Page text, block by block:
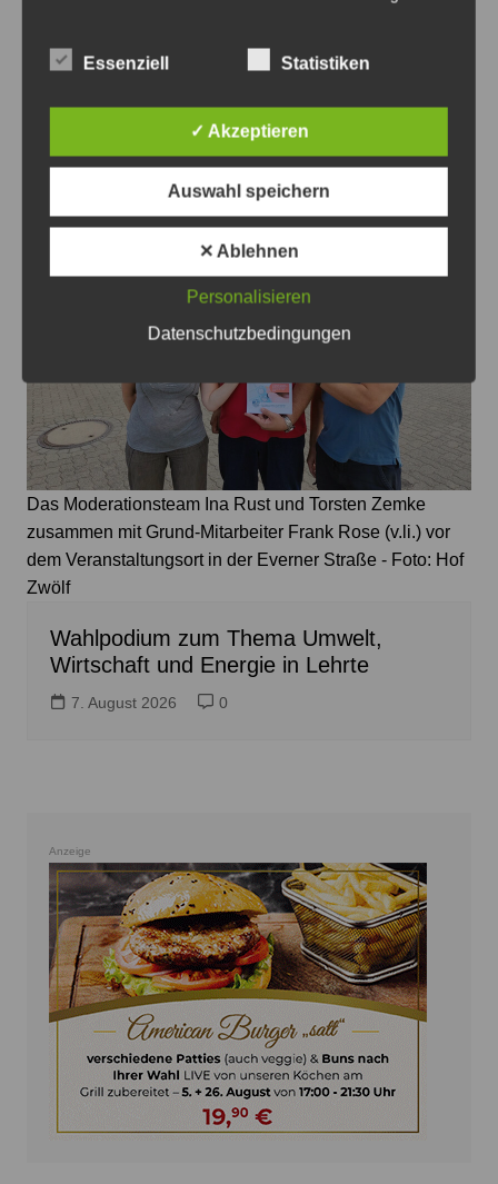
Rock Open Air bringt Musik,
Gemeinschaft und Erinnerungen
7. August 2026 0
Das Moderationsteam Ina Rust und Torsten Zemke
zusammen mit Grund-Mitarbeiter Frank Rose (v.li.) vor
dem Veranstaltungsort in der Everner Straße - Foto: Hof
Zwölf
Wahlpodium zum Thema Umwelt,
Wirtschaft und Energie in Lehrte
7. August 2026 0
Anzeige
Essenziell Statistiken
✓ Akzeptieren
Auswahl speichern
✕ Ablehnen
Personalisieren
Datenschutzbedingungen